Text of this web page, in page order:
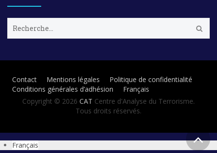
c
e
Contact Mentions légales
Politique de confidentialité
Conditions générales d’adhésion
Français
Copyright © 2026 CAT Centre d'Analyse du Terrorisme.
Tous droits réservés.
Français